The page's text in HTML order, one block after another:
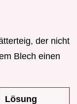
der nicht
Blech einen
Lösung